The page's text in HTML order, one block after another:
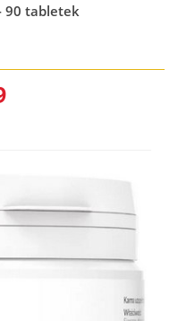
90 tabletek